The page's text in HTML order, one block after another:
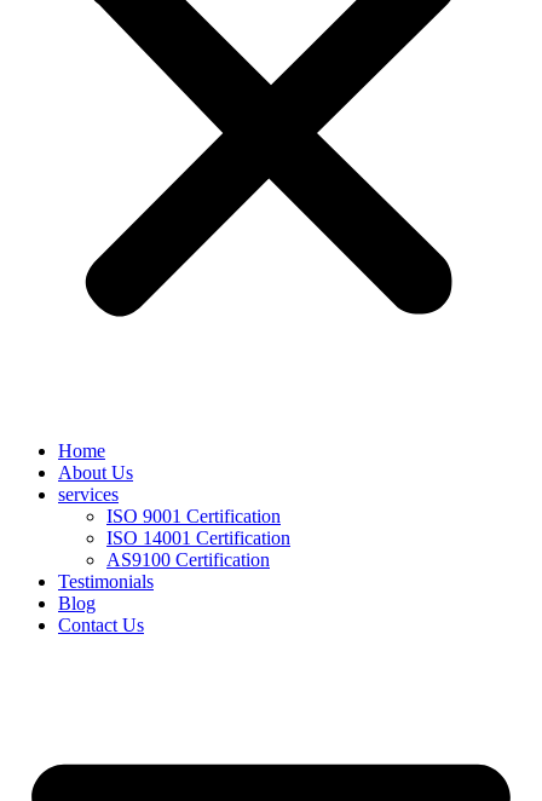
Home
About Us
services
ISO 9001 Certification
ISO 14001 Certification
AS9100 Certification
Testimonials
Blog
Contact Us